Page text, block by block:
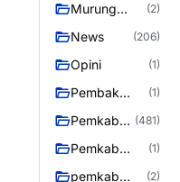
Murung
(2)
News (206)
Opini (1)
Pembak
Murung raya
(1)
Pemkab
Utara
(481)
Pemkab
(1)
pemkab
(2)